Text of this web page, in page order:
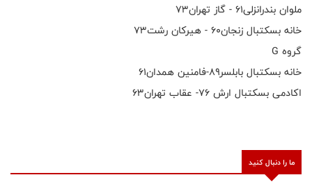
ملوان بندرانزلی۶۱ - گاز تهران۷۳
خانه بسکتبال زنجان۶۰ - هیرکان رشت۷۳
گروه G
خانه بسکتبال بابلسر۸۹-فامنین همدان۶۱
اکادمی بسکتبال ارش ۷۶- عقاب تهران۶۳
ما را دنبال کنید